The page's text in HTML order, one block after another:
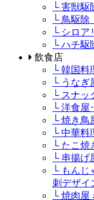
└ 害獣駆
└ 鳥駆除
└ シロア
└ ハチ駆
飲食店
└ 韓国料
└ うなぎ
└ スナッ
└ 洋食屋
└ 焼き鳥
└ 中華料
└ たこ焼
└ 串揚げ
└ もんじ
刺デザイ
└ 焼肉屋